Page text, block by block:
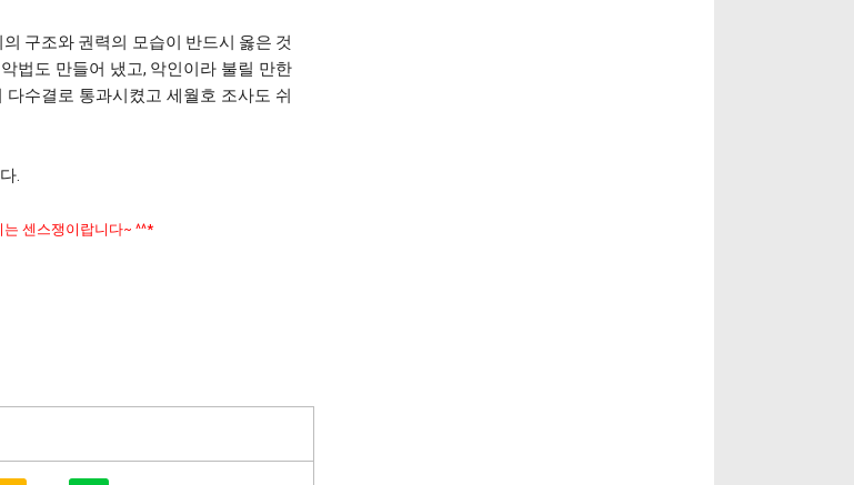
구조와 권력의 모습이 반드시 옳은 것
법도 만들어 냈고, 악인이라 불릴 만한
수결로 통과시켰고 세월호 조사도 쉬
.
센스쟁이랍니다~ ^^*